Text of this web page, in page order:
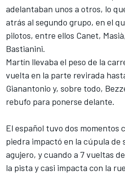
adelantaban unos a otros, lo
atrás al segundo grupo, en el
pilotos, entre ellos Canet,
Bastianini.
Martín llevaba el peso de la
vuelta en la parte revirada
Gianantonio y, sobre todo,
rebufo para ponerse delante.
El español tuvo dos momentos
piedra impactó en la cúpula de
agujero, y cuando a 7 vueltas
la pista y casi impacta con la